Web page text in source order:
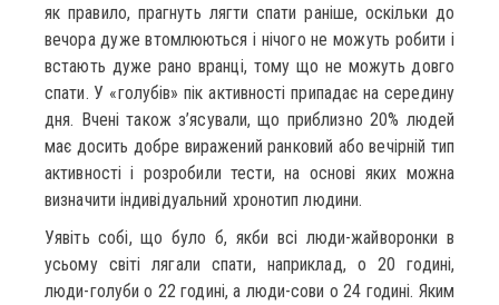
як правило, прагнуть лягти спати раніше, оскільки до
вечора дуже втомлюються і нічого не можуть робити і
встають дуже рано вранці, тому що не можуть довго
спати. У «голубів» пік активності припадає на середину
дня. Вчені також з’ясували, що приблизно 20% людей
має досить добре виражений ранковий або вечірній тип
активності і розробили тести, на основі яких можна
визначити індивідуальний хронотип людини.
Уявіть собі, що було б, якби всі люди-жайворонки в
усьому світі лягали спати, наприклад, о 20 годині,
люди-голуби о 22 годині, а люди-сови о 24 годині. Яким